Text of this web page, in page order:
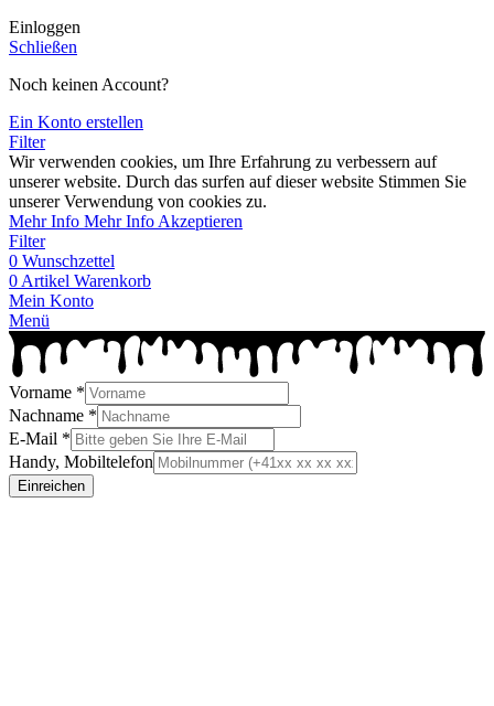
Einloggen
Schließen
Noch keinen Account?
Ein Konto erstellen
Filter
Wir verwenden cookies, um Ihre Erfahrung zu verbessern auf
unserer website. Durch das surfen auf dieser website Stimmen Sie
unserer Verwendung von cookies zu.
Mehr Info Mehr Info Akzeptieren
Filter
0 Wunschzettel
0 Artikel Warenkorb
Mein Konto
Menü
Vorname *
Nachname *
E-Mail *
Handy, Mobiltelefon
Einreichen